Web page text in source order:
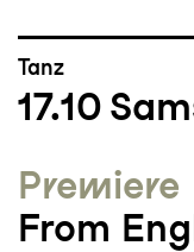
Tanz
17.10
Premiere
From